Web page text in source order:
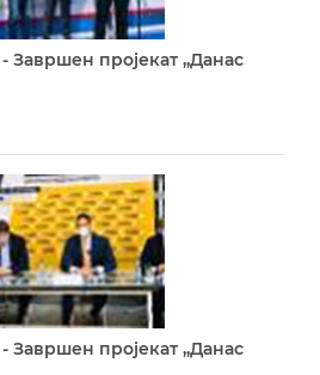
Завршен пројекат „Данас
Завршен пројекат „Данас